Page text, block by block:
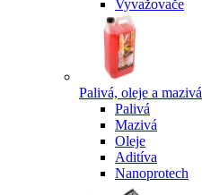
Vyvažovače
Palivá, oleje a mazivá
Palivá
Mazivá
Oleje
Aditíva
Nanoprotech